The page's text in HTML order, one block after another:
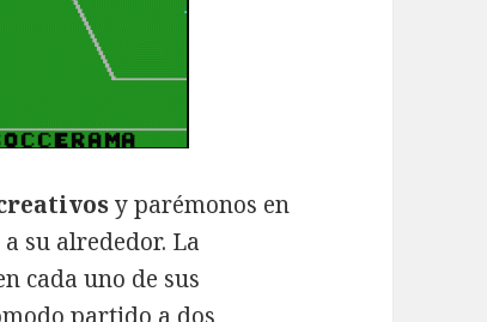
y parémonos en
su alrededor. La
cada uno de sus